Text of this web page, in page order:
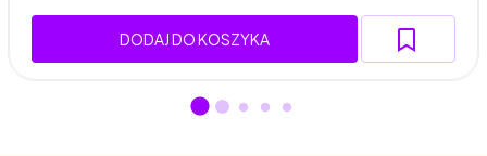
DODAJ DO KOSZYKA